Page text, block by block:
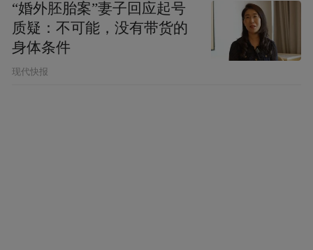
“婚外胚胎案”妻子回应起号
质疑：不可能，没有带货的
身体条件
现代快报